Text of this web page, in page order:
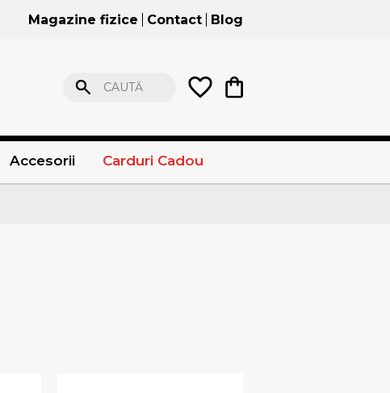
Magazine fizice Contact Blog
CAUTĂ
Accesorii Carduri Cadou